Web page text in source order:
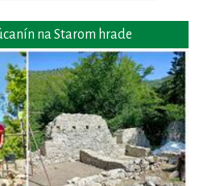
na Starom hrade